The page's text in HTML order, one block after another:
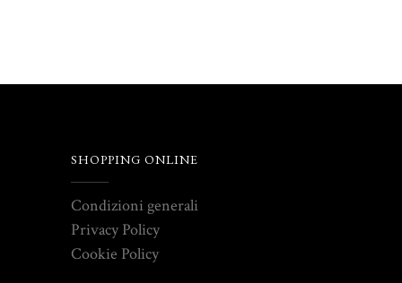
SHOPPING ONLINE
Condizioni generali
Privacy Policy
Cookie Policy